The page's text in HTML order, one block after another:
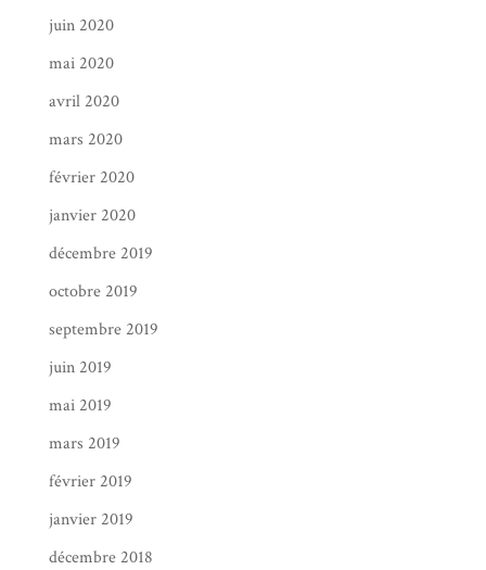
juin 2020
mai 2020
avril 2020
mars 2020
février 2020
janvier 2020
décembre 2019
octobre 2019
septembre 2019
juin 2019
mai 2019
mars 2019
février 2019
janvier 2019
décembre 2018